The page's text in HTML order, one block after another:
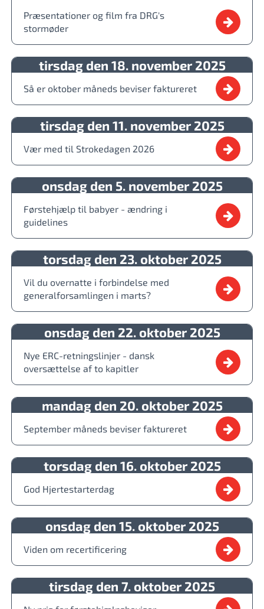
Præsentationer og film fra DRG's
stormøder
tirsdag den 18. november 2025
Så er oktober måneds beviser faktureret
tirsdag den 11. november 2025
Vær med til Strokedagen 2026
onsdag den 5. november 2025
Førstehjælp til babyer - ændring i
guidelines
torsdag den 23. oktober 2025
Vil du overnatte i forbindelse med
generalforsamlingen i marts?
onsdag den 22. oktober 2025
Nye ERC-retningslinjer - dansk
oversættelse af to kapitler
mandag den 20. oktober 2025
September måneds beviser faktureret
torsdag den 16. oktober 2025
God Hjertestarterdag
onsdag den 15. oktober 2025
Viden om recertificering
tirsdag den 7. oktober 2025